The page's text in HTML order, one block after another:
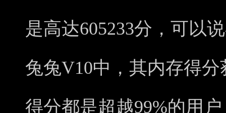
是高达605233分，可以
兔兔V10中，其内存得分
得分都是超越99%的用